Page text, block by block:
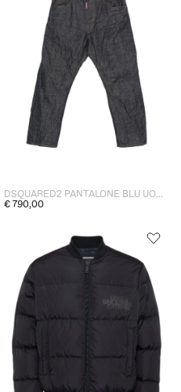
DSQUARED2 PANTALONE BLU UOMO
€ 790,00